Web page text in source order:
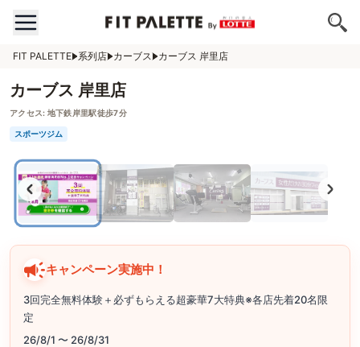
FIT PALETTE 系列店 カーブス カーブス 岸里店
カーブス 岸里店
アクセス: 地下鉄岸里駅徒歩7分
スポーツジム
キャンペーン実施中！
3回完全無料体験＋必ずもらえる超豪華7大特典※各店先着20名限
定
26/8/1 〜 26/8/31